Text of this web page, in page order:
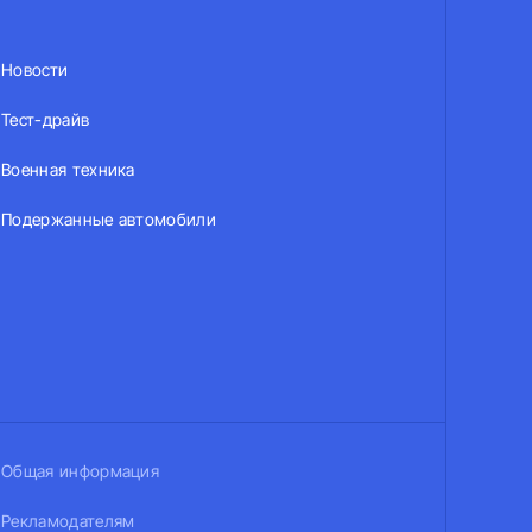
Новости
Тест-драйв
Военная техника
Подержанные автомобили
Общая информация
Рекламодателям